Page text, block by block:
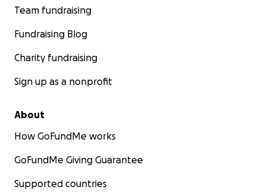
Team fundraising
Fundraising Blog
Charity fundraising
Sign up as a nonprofit
About
How GoFundMe works
GoFundMe Giving Guarantee
Supported countries